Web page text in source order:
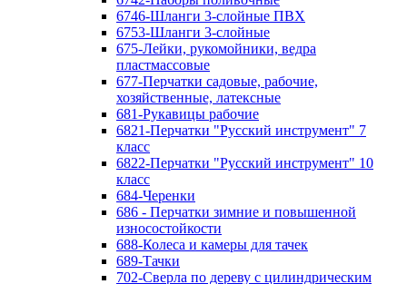
6746-Шланги 3-слойные ПВХ
6753-Шланги 3-слойные
675-Лейки, рукомойники, ведра
пластмассовые
677-Перчатки садовые, рабочие,
хозяйственные, латексные
681-Рукавицы рабочие
6821-Перчатки "Русский инструмент" 7
класс
6822-Перчатки "Русский инструмент" 10
класс
684-Черенки
686 - Перчатки зимние и повышенной
износостойкости
688-Колеса и камеры для тачек
689-Тачки
702-Сверла по дереву с цилиндрическим